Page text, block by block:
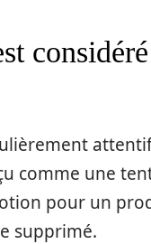
comme une
pour un
supprimé.